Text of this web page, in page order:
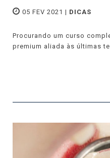
05 FEV 2021 | DICAS
Procurando um curso
premium aliada às últimas